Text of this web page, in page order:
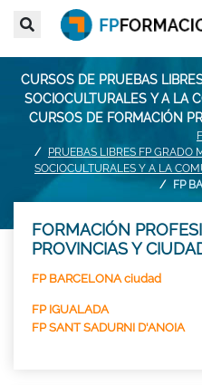
CURSOS DE PRUEBAS
SOCIOCULTURALES Y A LA
CURSOS DE FORMACIÓN
PRUEBAS LIBRES FP GRADO
SOCIOCULTURALES Y A LA
FP
FORMACIÓN
PROVINCIAS Y
FP BARCELONA ciudad
FP IGUALADA
FP SANT SADURNI D'ANOIA